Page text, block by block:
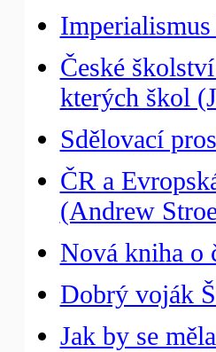
České
kterých škol
Sdělovací
ČR a
(Andrew
Nová kniha o
Dobrý voják
Jak by se